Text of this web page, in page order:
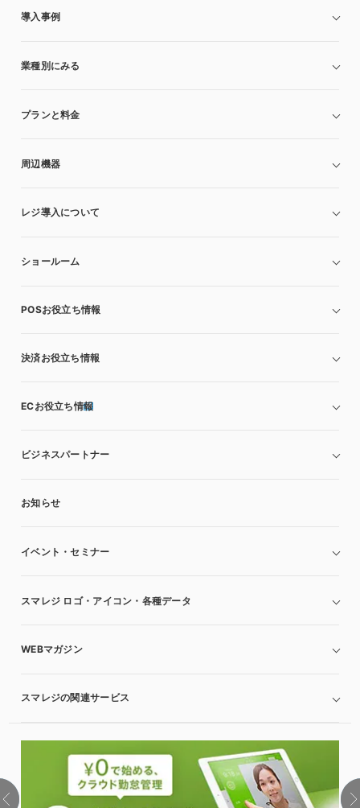
導入事例
業種別にみる
プランと料金
周辺機器
レジ導入について
ショールーム
POSお役立ち情報
決済お役立ち情報
ECお役立ち情報
ビジネスパートナー
お知らせ
イベント・セミナー
スマレジ ロゴ・アイコン・各種データ
WEBマガジン
スマレジの関連サービス